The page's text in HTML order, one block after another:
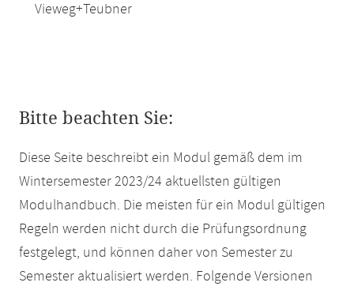
Vieweg+Teubner
Bitte beachten Sie:
Diese Seite beschreibt ein Modul gemäß dem im
Wintersemester 2023/24 aktuellsten gültigen
Modulhandbuch. Die meisten für ein Modul gültigen
Regeln werden nicht durch die Prüfungsordnung
festgelegt, und können daher von Semester zu
Semester aktualisiert werden. Folgende Versionen